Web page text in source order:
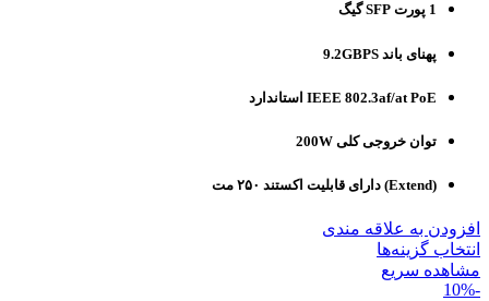
1 پورت SFP گیگ
پهنای باند 9.2GBPS
IEEE 802.3af/at PoE استاندارد
توان خروجی کلی 200W
(Extend) دارای قابلیت اکستند ۲۵۰ مت
افزودن به علاقه مندی
انتخاب گزینه‌ها
مشاهده سریع
-10%